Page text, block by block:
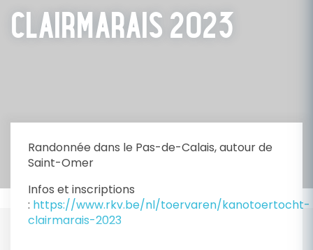
CLAIRMARAIS 2023
Randonnée dans le Pas-de-Calais, autour de
Saint-Omer
Infos et inscriptions
: https://www.rkv.be/nl/toervaren/kanotoertocht-
clairmarais-2023